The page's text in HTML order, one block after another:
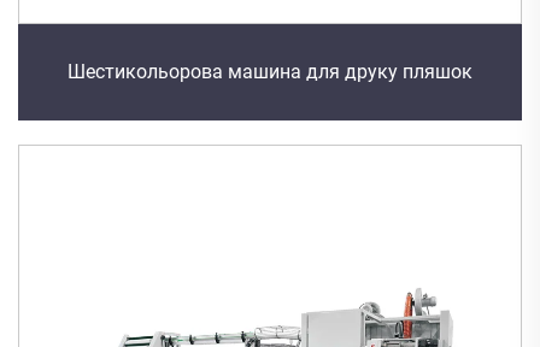
Шестикольорова машина для друку пляшок